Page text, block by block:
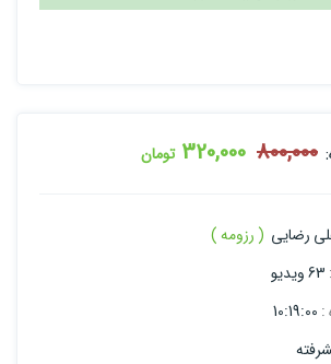
800,000
320,000 تومان
رضایی ( رزومه )
63 ویدیو
:
10:19:00